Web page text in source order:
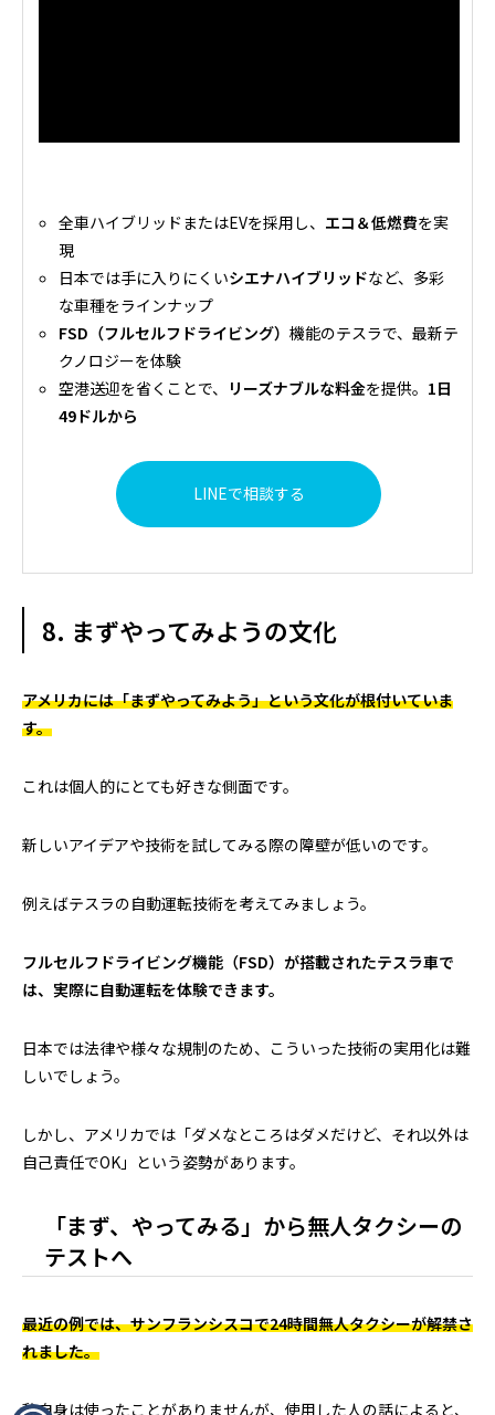
全車ハイブリッドまたはEVを採用し、 エコ＆低燃費を実
現
日本では手に入りにくいシエナハイブリッドなど、多彩
な車種をラインナップ
FSD（フルセルフドライビング）機能のテスラで、最新テ
クノロジーを体験
空港送迎を省くことで、
リーズナブルな料金を提供。 1日
49ドルから
LINEで相談する
8. まずやってみようの文化
アメリカには「まずやってみよう」という文化が根付いていま
す。
これは個人的にとても好きな側面です。
新しいアイデアや技術を試してみる際の障壁が低いのです。
例えばテスラの自動運転技術を考えてみましょう。
フルセルフドライビング機能（FSD）が搭載されたテスラ車で
は、実際に自動運転を体験できます。
日本では法律や様々な規制のため、こういった技術の実用化は難
しいでしょう。
しかし、アメリカでは「ダメなところはダメだけど、それ以外は
自己責任でOK」という姿勢があります。
「まず、やってみる」から無人タクシーの
テストへ
最近の例では、サンフランシスコで24時間無人タクシーが解禁さ
れました。
私自身は使ったことがありませんが、使用した人の話によると、